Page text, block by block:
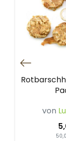
von